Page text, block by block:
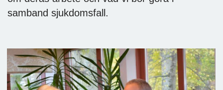
samband sjukdomsfall.